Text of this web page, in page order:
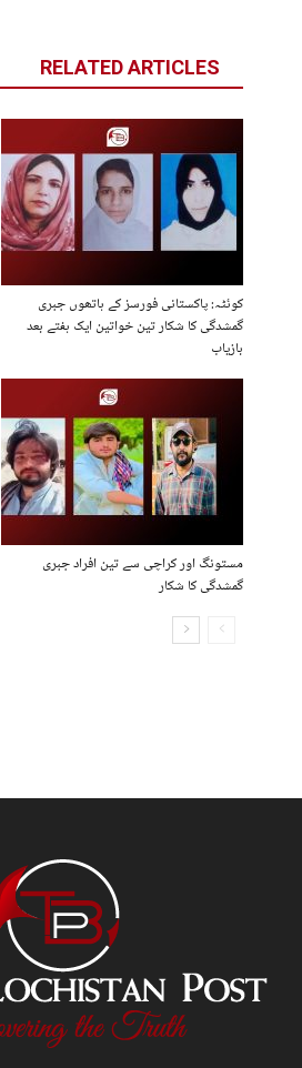
RELATED ARTICLES
کوئٹہ: پاکستانی فورسز کے ہاتھوں جبری
گمشدگی کا شکار تین خواتین ایک ہفتے بعد
بازیاب
مستونگ اور کراچی سے تین افراد جبری
گمشدگی کا شکار